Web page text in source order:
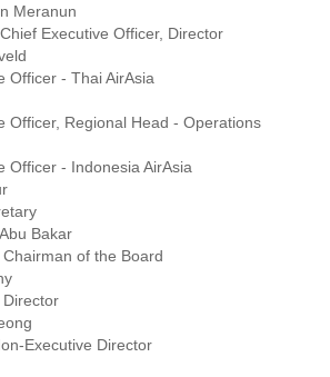
Meranun
Executive Officer, Director
Officer - Thai AirAsia
Officer, Regional Head - Operations
Officer - Indonesia AirAsia
Bakar
of the Board
Director
Executive Director